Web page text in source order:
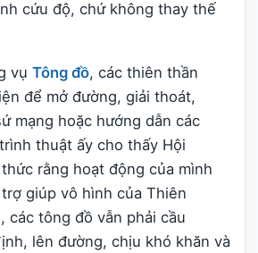
cứu độ, chứ không thay thế
vụ Tông đồ, các thiên thần
để mở đường, giải thoát,
mạng hoặc hướng dẫn các
thuật ấy cho thấy Hội
rằng hoạt động của mình
giúp vô hình của Thiên
các tông đồ vẫn phải cầu
lên đường, chịu khó khăn và